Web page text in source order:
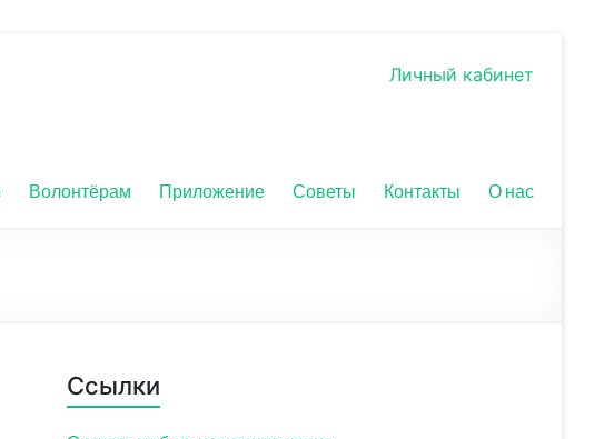
Личный кабинет
Волонтёрам Приложение Советы Контакты О нас
Ссылки